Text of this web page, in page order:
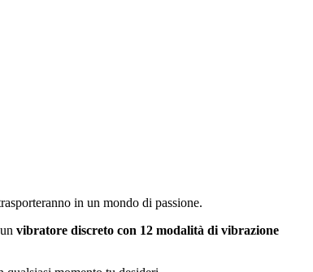
in un mondo di passione.
vibratore discreto con 12 modalità di vibrazione